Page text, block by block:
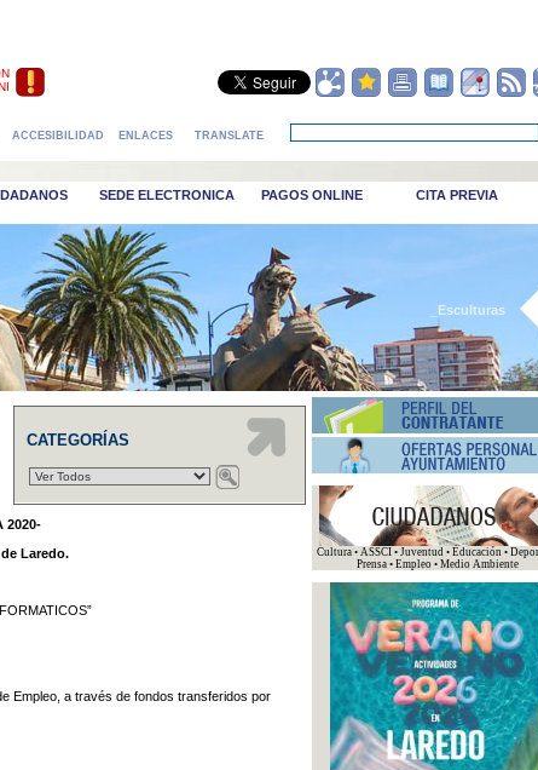
ACCESIBILIDAD ENLACES TRANSLATE
SEDE ELECTRONICA PAGOS ONLINE CITA PREVIA
_Esculturas
CATEGORÍAS
2020-
Laredo.
Empleo, a través de fondos transferidos por
Cultura • ASSCI • Juventud • Educación •
Prensa • Empleo • Medio Ambiente